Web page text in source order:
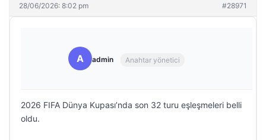
28/06/2026: 8:02 pm #28971
A admin Anahtar yönetici
2026 FIFA Dünya Kupası’nda son 32 turu eşleşmeleri belli
oldu.